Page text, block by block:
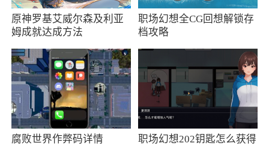
原神罗基艾威尔森及利亚
姆成就达成方法
职场幻想全CG回想解锁存
档攻略
腐败世界作弊码详情 职场幻想202钥匙怎么获得